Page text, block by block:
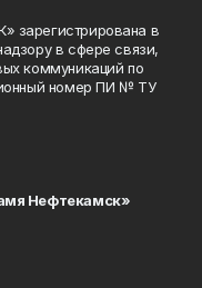
зарегистрирована в
в сфере связи,
коммуникаций по
номер ПИ № ТУ
Нефтекамск»